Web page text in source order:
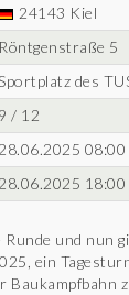
24143 Kiel
Röntgenstraße 5
Sportplatz des
9 / 12
28.06.2025
28.06.2025
und nun
ein